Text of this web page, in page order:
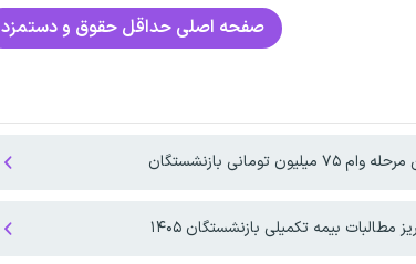
صفحه اصلیحداقل حقوق و دستمزد
تومانی بازنشستگان
مطالبات بیمه تکمیلی بازنشستگان ۱۴۰۵